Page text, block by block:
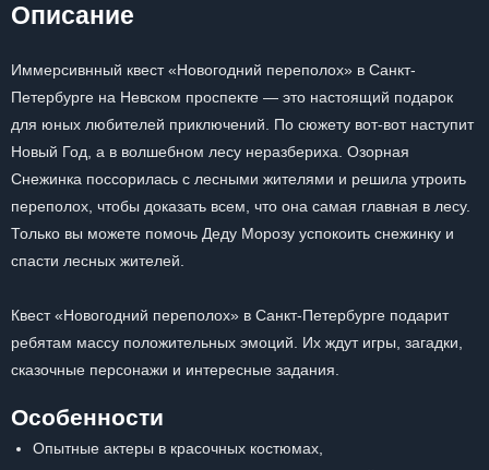
Описание
Иммерсивнный квест «Новогодний переполох» в Санкт-
Петербурге на Невском проспекте — это настоящий подарок
для юных любителей приключений. По сюжету вот-вот наступит
Новый Год, а в волшебном лесу неразбериха. Озорная
Снежинка поссорилась с лесными жителями и решила утроить
переполох, чтобы доказать всем, что она самая главная в лесу.
Только вы можете помочь Деду Морозу успокоить снежинку и
спасти лесных жителей.
Квест «Новогодний переполох» в Санкт-Петербурге подарит
ребятам массу положительных эмоций. Их ждут игры, загадки,
сказочные персонажи и интересные задания.
Особенности
Опытные актеры в красочных костюмах,